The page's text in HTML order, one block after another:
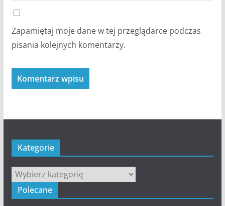
Zapamiętaj moje dane w tej przeglądarce podczas
pisania kolejnych komentarzy.
Kategorie
Kategorie
Polecane